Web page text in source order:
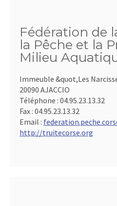
Fédération de
la Pêche et la
Milieu
Immeuble &quot,Les
20090 AJACCIO
Téléphone : 04.95.23.13.32
Fax : 04.95.23.13.32
Email :
http://truitecorse.org